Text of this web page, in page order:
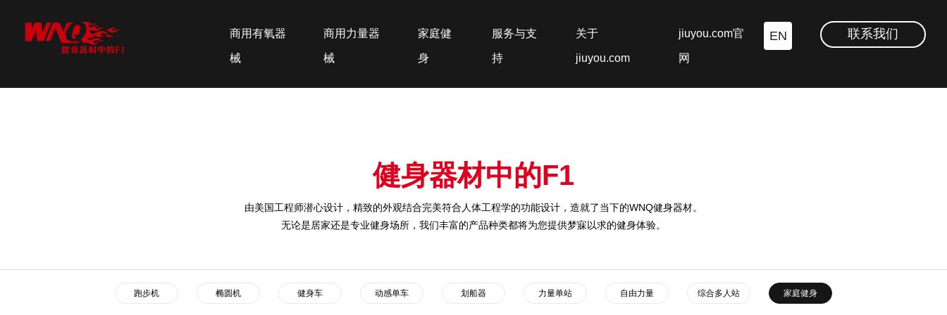
商用有氧器
械
商用力量器
械
家庭健
身
服务与支
持
关于
jiuyou.com
jiuyou.com官
网
EN 联系我们
健身器材中的F1
由美国工程师潜心设计，精致的外观结合完美符合人体工程学的功能设计，造就了当下的WNQ健身器材。
无论是居家还是专业健身场所，我们丰富的产品种类都将为您提供梦寐以求的健身体验。
跑步机 椭圆机 健身车 动感单车 划船器 力量单站 自由力量 综合多人站 家庭健身